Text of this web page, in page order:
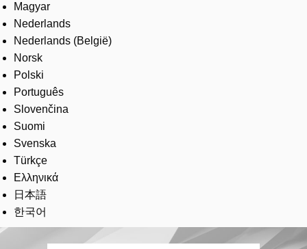
Magyar
Nederlands
Nederlands (België)
Norsk
Polski
Português
Slovenčina
Suomi
Svenska
Türkçe
Ελληνικά
日本語
한국어